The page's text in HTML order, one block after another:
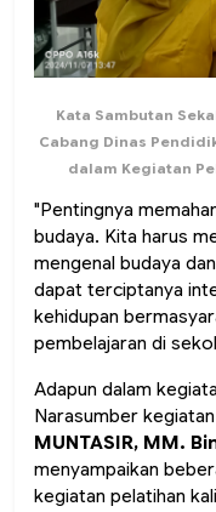
Kata Sambutan
Cabang Dinas
dalam Kegiatan
"Pentingnya
budaya. Kita harus
mengenal budaya
dapat terciptanya
kehidupan
pembelajaran di
Adapun dalam
Narasumber
MUNTASIR, MM.
menyampaikan
kegiatan pelatihan